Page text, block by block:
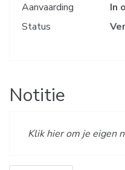
Aanvaarding
In
Status
Notitie
Klik hier om je eigen